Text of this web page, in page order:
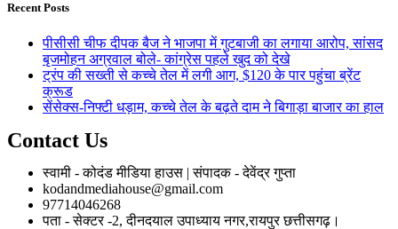
Recent Posts
पीसीसी चीफ दीपक बैज ने भाजपा में गुटबाजी का लगाया आरोप, सांसद
बृजमोहन अग्रवाल बोले- कांग्रेस पहले खुद को देखे
ट्रंप की सख्ती से कच्चे तेल में लगी आग, $120 के पार पहुंचा ब्रेंट
क्रूड
सेंसेक्स-निफ्टी धड़ाम, कच्चे तेल के बढ़ते दाम ने बिगाड़ा बाजार का हाल
Contact Us
स्वामी - कोदंड मीडिया हाउस | संपादक - देवेंद्र गुप्ता
kodandmediahouse@gmail.com
97714046268
पता - सेक्टर -2, दीनदयाल उपाध्याय नगर,रायपुर छत्तीसगढ़।